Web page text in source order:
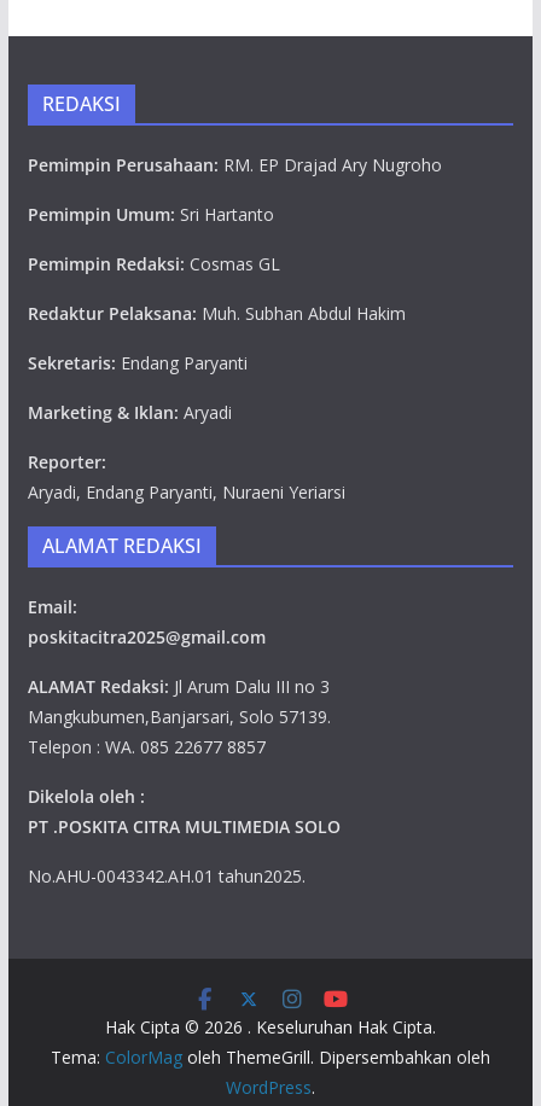
REDAKSI
Pemimpin Perusahaan: RM. EP Drajad Ary Nugroho
Pemimpin Umum: Sri Hartanto
Pemimpin Redaksi: Cosmas GL
Redaktur Pelaksana: Muh. Subhan Abdul Hakim
Sekretaris: Endang Paryanti
Marketing & Iklan: Aryadi
Reporter:
Aryadi, Endang Paryanti, Nuraeni Yeriarsi
ALAMAT REDAKSI
Email:
poskitacitra2025@gmail.com
ALAMAT Redaksi: Jl Arum Dalu III no 3
Mangkubumen,Banjarsari, Solo 57139.
Telepon : WA. 085 22677 8857
Dikelola oleh :
PT .POSKITA CITRA MULTIMEDIA SOLO
No.AHU-0043342.AH.01 tahun2025.
Hak Cipta © 2026 . Keseluruhan Hak Cipta.
Tema: ColorMagoleh ThemeGrill. Dipersembahkan oleh
WordPress.